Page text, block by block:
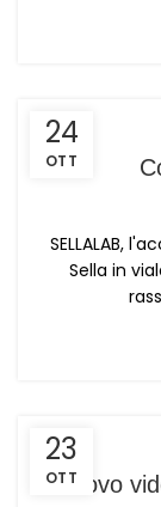
24
OTT
SELLALAB,
Sella in
23
OTT
Il nuovo